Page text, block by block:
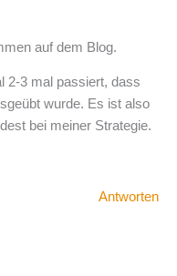
auf dem Blog.
2-3 mal passiert, dass
wurde. Es ist also
bei meiner Strategie.
Antworten